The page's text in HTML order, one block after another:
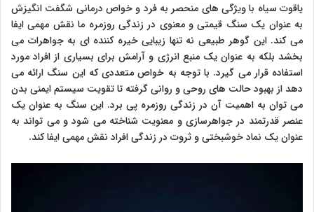
یاقوت سیاه با ویژگی های منحصر به فرد و خواص درمانی شگفت انگیزش
به عنوان یک سنگ قیمتی و معنوی در زندگی روزمره ما نقش مهمی ایفا
می کند. این گوهر طبیعی نه تنها زیبایی خیره کننده ای به جواهرات می
بخشد بلکه به عنوان یک منبع انرژی و آرامش برای بسیاری از افراد مورد
استفاده قرار می گیرد. با توجه به خواص متعددی که این سنگ ارائه می
دهد از بهبود حالت های روحی و روانی گرفته تا تقویت سیستم ایمنی بدن
می توان به اهمیت آن در زندگی روزمره پی برد. این سنگ به عنوان یک
عنصر قدرتمند در جواهرسازی و معنویت شناخته می شود و می تواند به
عنوان یک نماد خوشبختی و ثروت در زندگی افراد نقش مهمی ایفا کند.